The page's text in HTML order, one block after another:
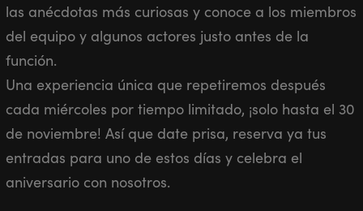
las anécdotas más curiosas y conoce a los miembros
del equipo y algunos actores justo antes de la
función.
Una experiencia única que repetiremos después
cada miércoles por tiempo limitado, ¡solo hasta el 30
de noviembre! Así que date prisa, reserva ya tus
entradas para uno de estos días y celebra el
aniversario con nosotros.